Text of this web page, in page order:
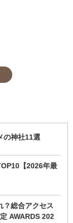
の神社11選
【2026年最
？総合アクセス
AWARDS 202